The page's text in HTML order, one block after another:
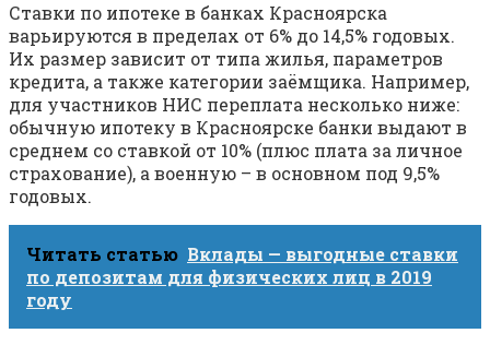
Ставки по ипотеке в банках Красноярска
варьируются в пределах от 6% до 14,5% годовых.
Их размер зависит от типа жилья, параметров
кредита, а также категории заёмщика. Например,
для участников НИС переплата несколько ниже:
обычную ипотеку в Красноярске банки выдают в
среднем со ставкой от 10% (плюс плата за личное
страхование), а военную – в основном под 9,5%
годовых.
Читать статью Вклады — выгодные ставки
по депозитам для физических лиц в 2019
году